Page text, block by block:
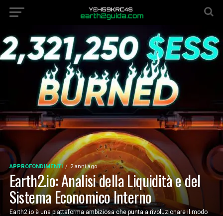
APPROFONDIMENTI 2 anni ago
Earth2.io: Analisi della Liquidità e del
Sistema Economico Interno
Earth2.io è una piattaforma ambiziosa che punta a rivoluzionare il modo